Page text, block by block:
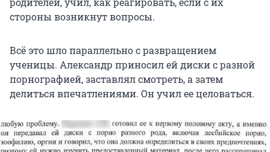
стороны возникнут вопросы.
Всё это шло параллельно с развращением
ученицы. Александр приносил ей диски с разной
порнографией, заставлял смотреть, а затем
делиться впечатлениями. Он учил ее целоваться.